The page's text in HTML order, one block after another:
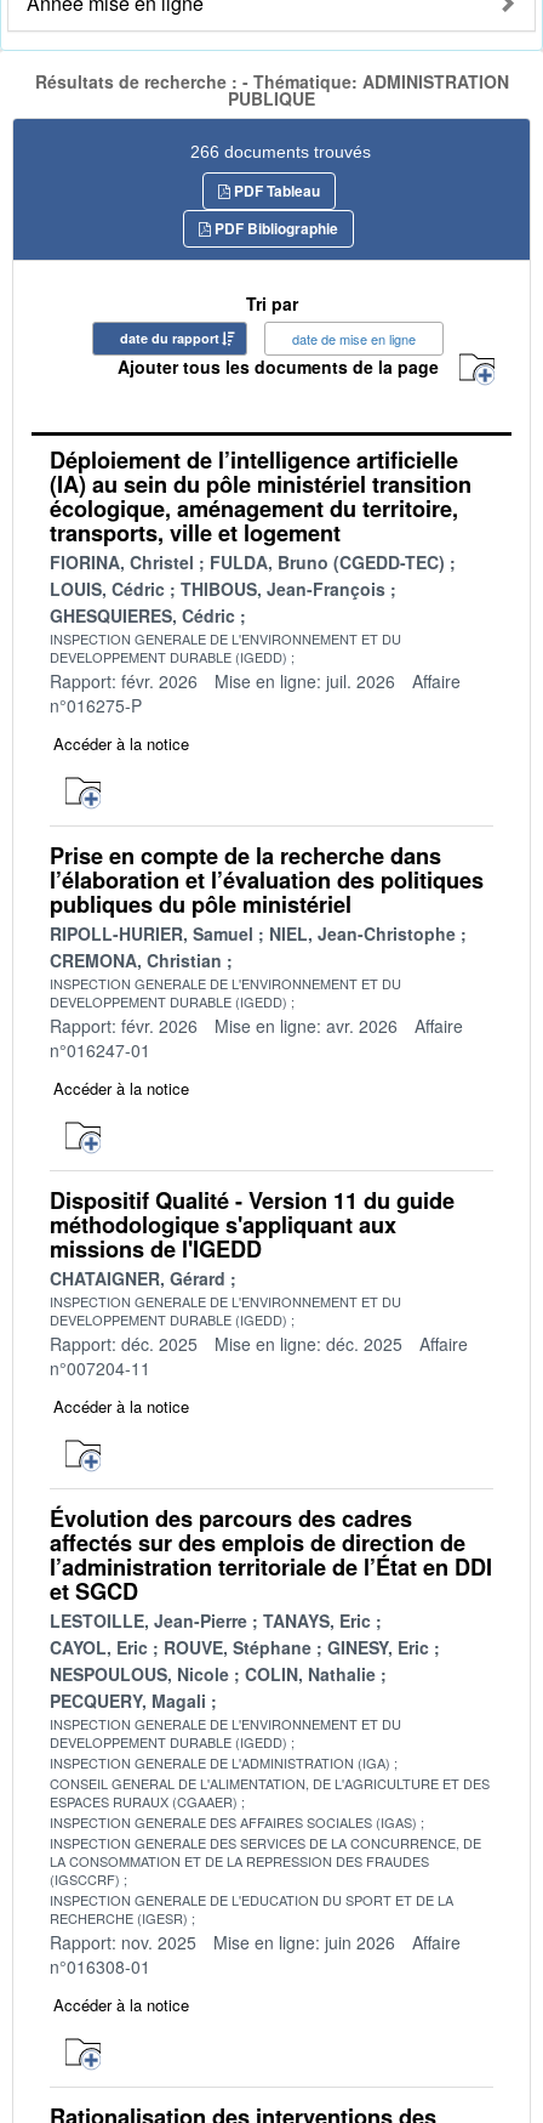
Résultats de recherche : - Thématique: ADMINISTRATION
PUBLIQUE
266 documents trouvés
PDF Tableau
PDF Bibliographie
Tri par
date du rapport date de mise en ligne
Ajouter tous les documents de la page
Déploiement de l’intelligence artificielle
(IA) au sein du pôle ministériel transition
écologique, aménagement du territoire,
transports, ville et logement
FIORINA, Christel
FULDA, Bruno (CGEDD-TEC)
LOUIS, Cédric
THIBOUS, Jean-François
GHESQUIERES, Cédric
INSPECTION GENERALE DE L'ENVIRONNEMENT ET DU
DEVELOPPEMENT DURABLE (IGEDD)
Rapport: févr. 2026 Mise en ligne: juil. 2026
Affaire
n°016275-P
Accéder à la notice
Prise en compte de la recherche dans
l’élaboration et l’évaluation des politiques
publiques du pôle ministériel
RIPOLL-HURIER, Samuel
NIEL, Jean-Christophe
CREMONA, Christian
INSPECTION GENERALE DE L'ENVIRONNEMENT ET DU
DEVELOPPEMENT DURABLE (IGEDD)
Rapport: févr. 2026 Mise en ligne: avr. 2026
Affaire
n°016247-01
Accéder à la notice
Dispositif Qualité - Version 11 du guide
méthodologique s'appliquant aux
missions de l'IGEDD
CHATAIGNER, Gérard
INSPECTION GENERALE DE L'ENVIRONNEMENT ET DU
DEVELOPPEMENT DURABLE (IGEDD)
Rapport: déc. 2025 Mise en ligne: déc. 2025
Affaire
n°007204-11
Accéder à la notice
Évolution des parcours des cadres
affectés sur des emplois de direction de
l’administration territoriale de l’État en DDI
et SGCD
LESTOILLE, Jean-Pierre
TANAYS, Eric
CAYOL, Eric
ROUVE, Stéphane
GINESY, Eric
NESPOULOUS, Nicole
COLIN, Nathalie
PECQUERY, Magali
INSPECTION GENERALE DE L'ENVIRONNEMENT ET DU
DEVELOPPEMENT DURABLE (IGEDD)
INSPECTION GENERALE DE L'ADMINISTRATION (IGA)
CONSEIL GENERAL DE L'ALIMENTATION, DE L'AGRICULTURE ET DES
ESPACES RURAUX (CGAAER)
INSPECTION GENERALE DES AFFAIRES SOCIALES (IGAS)
INSPECTION GENERALE DES SERVICES DE LA CONCURRENCE, DE
LA CONSOMMATION ET DE LA REPRESSION DES FRAUDES
(IGSCCRF)
INSPECTION GENERALE DE L'EDUCATION DU SPORT ET DE LA
RECHERCHE (IGESR)
Rapport: nov. 2025 Mise en ligne: juin 2026
Affaire
n°016308-01
Accéder à la notice